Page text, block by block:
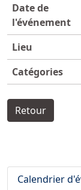
Date de
l'événement
Lieu
Catégories
Retour
Calendrier